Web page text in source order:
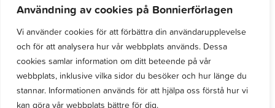
Användning av cookies på Bonnierförlagen
Vi använder cookies för att förbättra din användarupplevelse
och för att analysera hur vår webbplats används. Dessa
cookies samlar information om ditt beteende på vår
webbplats, inklusive vilka sidor du besöker och hur länge du
stannar. Informationen används för att hjälpa oss förstå hur vi
kan göra vår webbplats bättre för dig.